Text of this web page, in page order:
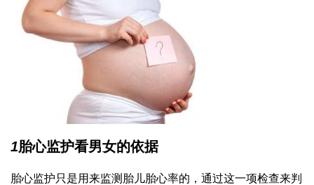
1胎心监护看男女的依据
胎心监护只是用来监测胎儿胎心率的，通过这一项检查来判